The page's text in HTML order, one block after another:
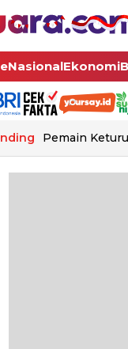
NasionalEkonomi
Pemain